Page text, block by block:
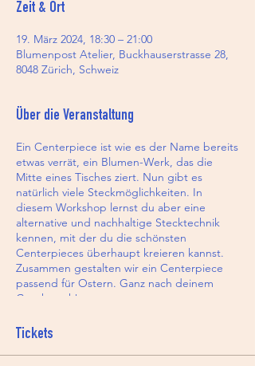
Zeit & Ort
19. März 2024, 18:30 – 21:00
Blumenpost Atelier, Buckhauserstrasse 28,
8048 Zürich, Schweiz
Über die Veranstaltung
Ein Centerpiece ist wie es der Name bereits
etwas verrät, ein Blumen-Werk, das die
Mitte eines Tisches ziert. Nun gibt es
natürlich viele Steckmöglichkeiten. In
diesem Workshop lernst du aber eine
alternative und nachhaltige Stecktechnik
kennen, mit der du die schönsten
Centerpieces überhaupt kreieren kannst.
Zusammen gestalten wir ein Centerpiece
passend für Ostern. Ganz nach deinem
Geschmack!
Bring ein dir passendes Gefäss mit welches
Tickets